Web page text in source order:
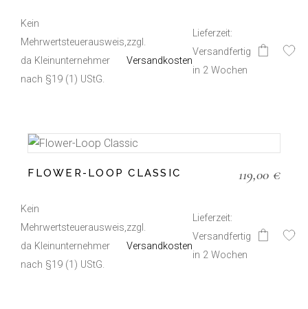
Kein
Mehrwertsteuerausweis,
da Kleinunternehmer
nach §19 (1) UStG.
zzgl.
Versandkosten
Lieferzeit:
Versandfertig
in 2 Wochen
Dieses
Produkt
weist
mehrere
Optionen
können
auf
Produktseite
FLOWER-LOOP CLASSIC 119,00 €
Kein
Mehrwertsteuerausweis,
da Kleinunternehmer
nach §19 (1) UStG.
zzgl.
Versandkosten
Lieferzeit:
Versandfertig
in 2 Wochen
Dieses
Produkt
weist
mehrere